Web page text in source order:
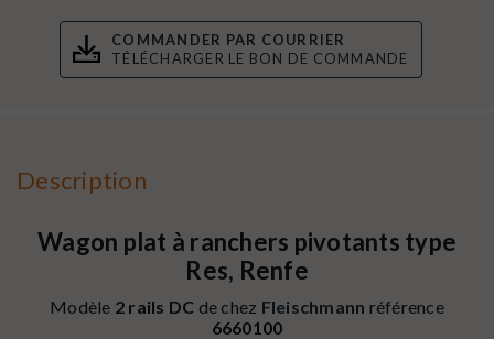
COMMANDER PAR COURRIER
TÉLÉCHARGER LE BON DE COMMANDE
Description
Wagon plat à ranchers pivotants type
Res, Renfe
Modèle 2 rails DC de chez Fleischmann référence
6660100